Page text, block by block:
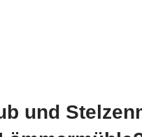
und